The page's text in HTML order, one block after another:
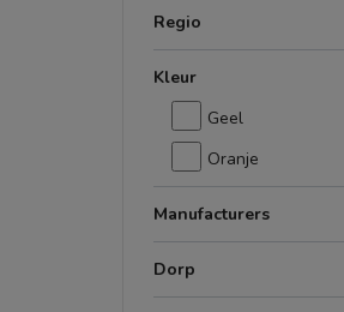
Regio
Kleur
Geel
Oranje
Manufacturers
Dorp